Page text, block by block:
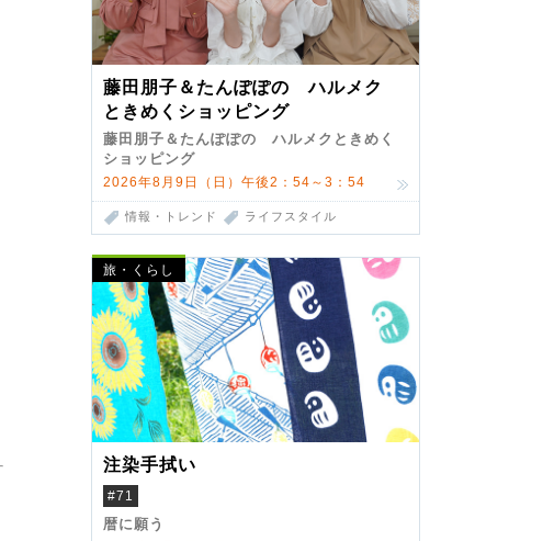
藤田朋子＆たんぽぽの ハルメク
ときめくショッピング
藤田朋子＆たんぽぽの ハルメクときめく
ショッピング
2026年8月9日（日）午後2：54～3：54
情報・トレンド ライフスタイル
旅・くらし
注染手拭い
#71
暦に願う